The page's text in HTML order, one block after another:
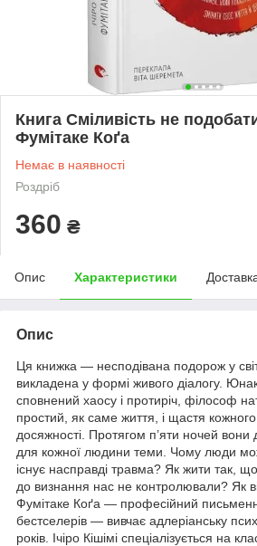
Книга Сміливість не
Фумітаке Коґа
Немає в наявності
Роздріб
360 ₴
Опис Характеристики
Опис
Ця книжка — несподівана подорож у
викладена у формі живого діалогу.
сповнений хаосу і протиріч, філософ
простий, як саме життя, і щастя
досяжності. Протягом п’яти ночей вони
для кожної людини теми. Чому люди
існує насправді травма? Як жити так,
до визнання нас не контролювали? Як
Фумітаке Коґа — професійний
бестселерів — вивчає адлеріанську
років. Ічіро Кішімі спеціалізується на